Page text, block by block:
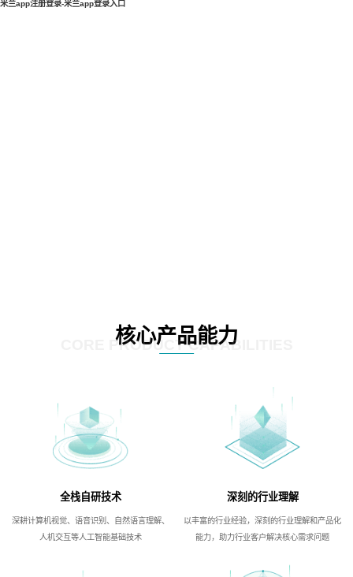
米兰app注册登录-米兰app登录入口
核心产品能力
CORE PRODUCT CAPABILITIES
全栈自研技术
深耕计算机视觉、语音识别、自然语言理解、
人机交互等人工智能基础技术
深刻的行业理解
以丰富的行业经验，深刻的行业理解和产品化
能力，助力行业客户解决核心需求问题